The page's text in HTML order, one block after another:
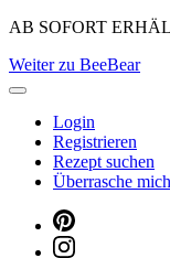
Skip
content
(Press
AB SOFORT
Weiter zu BeeBear
Login
Registrieren
Rezept suchen
Überrasche mich